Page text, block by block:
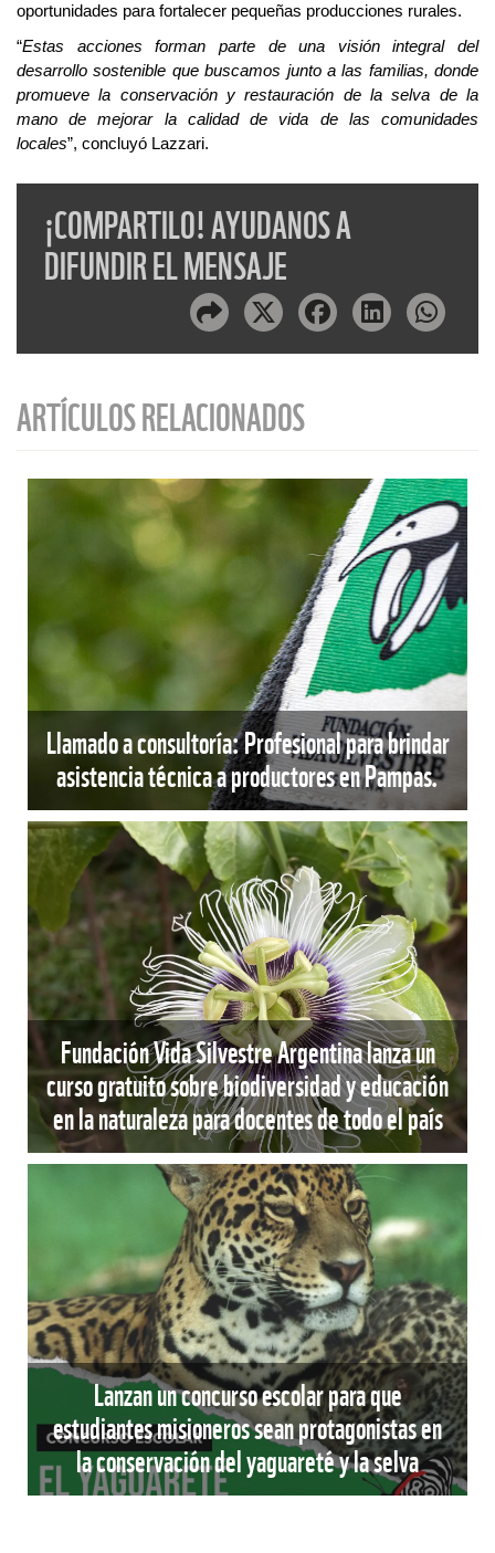
oportunidades para fortalecer pequeñas producciones rurales.
“Estas acciones forman parte de una visión integral del
desarrollo sostenible que buscamos junto a las familias, donde
promueve la conservación y restauración de la selva de la
mano de mejorar la calidad de vida de las comunidades
locales”, concluyó Lazzari.
¡COMPARTILO! AYUDANOS A
DIFUNDIR EL MENSAJE
ARTÍCULOS RELACIONADOS
Llamado a consultoría: Profesional para brindar
asistencia técnica a productores en Pampas.
Fundación Vida Silvestre Argentina lanza un
curso gratuito sobre biodiversidad y educación
en la naturaleza para docentes de todo el país
Lanzan un concurso escolar para que
estudiantes misioneros sean protagonistas en
la conservación del yaguareté y la selva